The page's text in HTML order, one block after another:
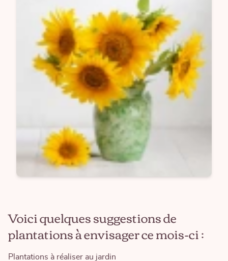
Voici quelques suggestions de
plantations à envisager ce mois-ci :
Plantations à réaliser au jardin